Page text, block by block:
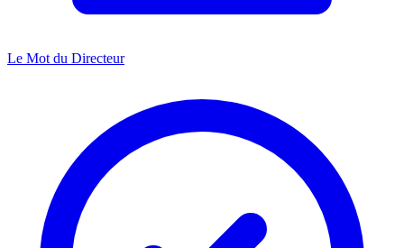
Le Mot du Directeur